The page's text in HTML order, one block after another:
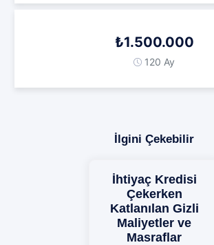
₺1.500.000
120 Ay
İlgini Çekebilir
İhtiyaç Kredisi
Çekerken
Katlanılan Gizli
Maliyetler ve
Masraflar